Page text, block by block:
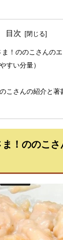
目次
ま！ののこさんの
すい分量）
こさんの紹介と著
！ののこさ